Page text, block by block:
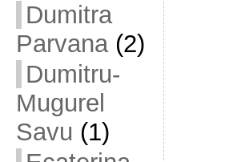
Dumitra
Parvana(2)
Dumitru-
Mugurel
Savu (1)